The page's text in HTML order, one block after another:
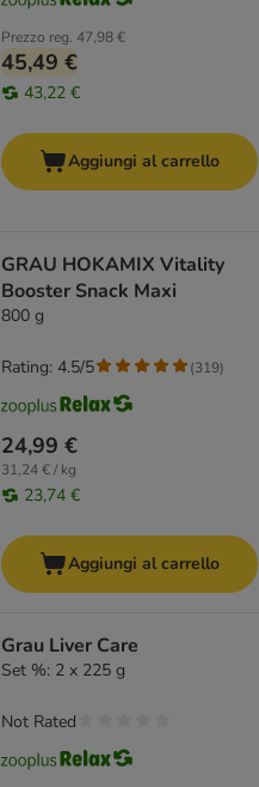
Prezzo reg. 47,98 €
45,49 €
43,22 €
Aggiungi al carrello
GRAU HOKAMIX Vitality
Booster Snack Maxi
800 g
24,99 €
31,24 € / kg
23,74 €
Rating: 4.5/5 (319)
Aggiungi al carrello
Grau Liver Care
Set %: 2 x 225 g
Not Rated